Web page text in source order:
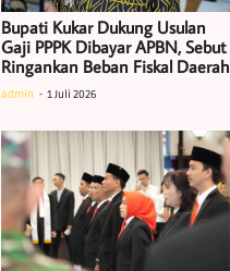
Bupati Kukar Dukung Usulan
Gaji PPPK Dibayar APBN, Sebut
Ringankan Beban Fiskal Daerah
admin 1 Juli 2026